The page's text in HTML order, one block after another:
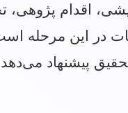
اقدام پژوهی،
در این مرحله
پیشنهاد